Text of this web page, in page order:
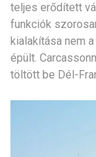
teljes erődített
funkciók
kialakítása nem
épült.
töltött be Dél-